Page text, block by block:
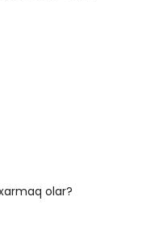
olar?